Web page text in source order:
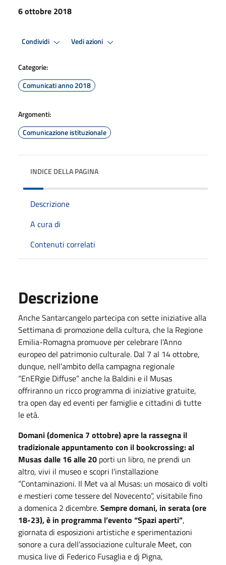
6 ottobre 2018
Condividi Vedi azioni
Categorie:
Comunicati anno 2018
Argomenti:
Comunicazione istituzionale
INDICE DELLA PAGINA
Descrizione
A cura di
Contenuti correlati
Descrizione
Anche Santarcangelo partecipa con sette iniziative alla
Settimana di promozione della cultura, che la Regione
Emilia-Romagna promuove per celebrare l’Anno
europeo del patrimonio culturale. Dal 7 al 14 ottobre,
dunque, nell’ambito della campagna regionale
“EnERgie Diffuse” anche la Baldini e il Musas
offriranno un ricco programma di iniziative gratuite,
tra open day ed eventi per famiglie e cittadini di tutte
le età.
Domani (domenica 7 ottobre) apre la rassegna il
tradizionale appuntamento con il bookcrossing: al
Musas dalle 16 alle 20 porti un libro, ne prendi un
altro, vivi il museo e scopri l’installazione
“Contaminazioni. Il Met va al Musas: un mosaico di volti
e mestieri come tessere del Novecento”, visitabile fino
a domenica 2 dicembre.Sempre domani, in serata (ore
18-23), è in programma l’evento “Spazi aperti”,
giornata di esposizioni artistiche e sperimentazioni
sonore a cura dell’associazione culturale Meet, con
musica live di Federico Fusaglia e dj Pigna,